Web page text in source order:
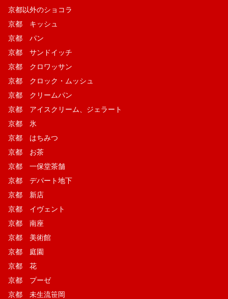
京都以外のショコラ
京都 キッシュ
京都 パン
京都 サンドイッチ
京都 クロワッサン
京都 クロック・ムッシュ
京都 クリームパン
京都 アイスクリーム、ジェラート
京都 氷
京都 はちみつ
京都 お茶
京都 一保堂茶舗
京都 デパート地下
京都 新店
京都 イヴェント
京都 南座
京都 美術館
京都 庭園
京都 花
京都 プーゼ
京都 未生流笹岡